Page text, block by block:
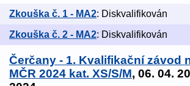
Zkouška č. 1 - MA2: Diskvalifikován
Zkouška č. 2 - MA2: Diskvalifikován
Čerčany - 1. Kvalifikační závod
MČR 2024 kat. XS/S/M, 06. 04.